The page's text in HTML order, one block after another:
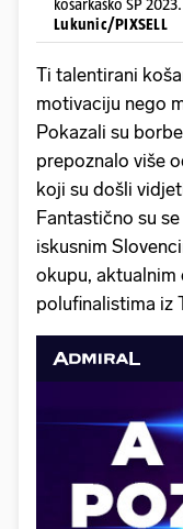
košarkaško SP
Lukunic/PIXSELL
Ti talentirani
motivaciju nego
Pokazali su
prepoznalo više
koji su došli
Fantastično su
iskusnim
okupu, aktualnim
polufinalistima iz